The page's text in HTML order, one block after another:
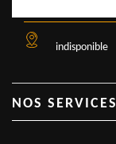
indisponible
NOS SERVICES